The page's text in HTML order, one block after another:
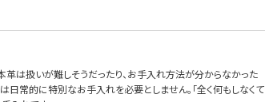
革は扱いが難しそうだったり、お手入れ方法が分からなかった
日常的に特別なお手入れを必要としません。「全く何もしなくて